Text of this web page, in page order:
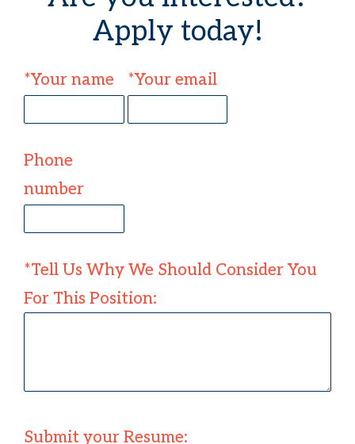
Apply today!
*Your name *Your email
Phone
number
*Tell Us Why We Should Consider You
For This Position:
Submit your Resume: